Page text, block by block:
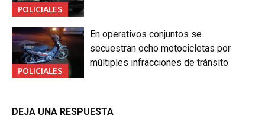
POLICIALES
POLICIALES
En operativos conjuntos se
secuestran ocho motocicletas por
múltiples infracciones de tránsito
DEJA UNA RESPUESTA